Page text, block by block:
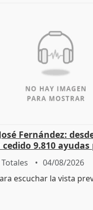
Fernández:
cedido 9.810
04/08/2026